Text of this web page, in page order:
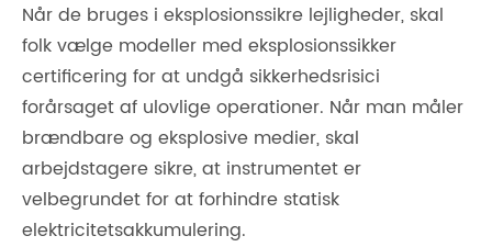
Når de bruges i eksplosionssikre lejligheder, skal
folk vælge modeller med eksplosionssikker
certificering for at undgå sikkerhedsrisici
forårsaget af ulovlige operationer. Når man måler
brændbare og eksplosive medier, skal
arbejdstagere sikre, at instrumentet er
velbegrundet for at forhindre statisk
elektricitetsakkumulering.